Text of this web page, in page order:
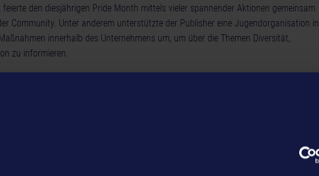
den diesjährigen Pride Month mittels vieler spannender Aktionen gemeinsam
Community. Unter anderem unterstützte der Publisher eine Jugendorganisation in
innerhalb des Unternehmens um, um über die Themen Diversität,
zu informieren.